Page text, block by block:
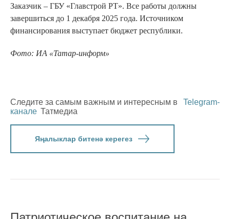
Заказчик – ГБУ «Главстрой РТ». Все работы должны
завершиться до 1 декабря 2025 года. Источником
финансирования выступает бюджет республики.
Фото: ИА «Татар-информ»
Следите за самым важным и интересным в
Telegram-
канале Татмедиа
Яңалыклар битенә керегез